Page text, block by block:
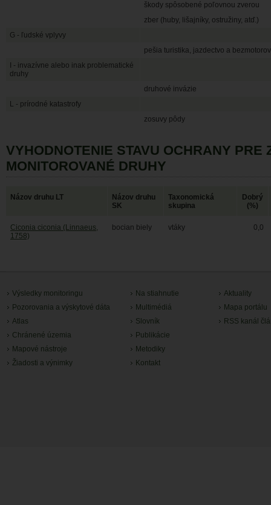
škody spôsobené poľovnou zverou
zber (huby, lišajníky, ostružiny, atď.)
G - ľudské vplyvy
pešia turistika, jazdectvo a
I - invazívne alebo inak problematické
druhy
druhové invázie
L - prírodné katastrofy
zosuvy pôdy
VYHODNOTENIE STAVU OCHRANY PRE
MONITOROVANÉ DRUHY
Názov druhu LT
Názov druhu
SK
Taxonomická
skupina
Dobrý
(%)
Ciconia ciconia (Linnaeus,
1758)
bocian biely vtáky 0,0
Výsledky monitoringu
Pozorovania a výskytové dáta
Atlas
Chránené územia
Mapové nástroje
Žiadosti a výnimky
Na stiahnutie
Multimédiá
Slovník
Publikácie
Metodiky
Kontakt
Aktuality
Mapa portálu
RSS kanál